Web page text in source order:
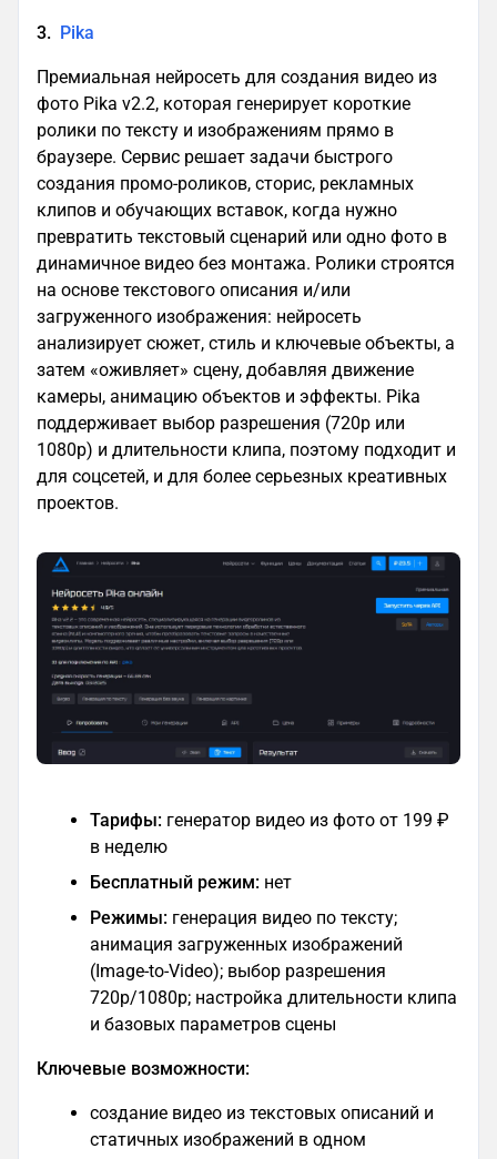
3. Pika
Премиальная нейросеть для создания видео из
фото Pika v2.2, которая генерирует короткие
ролики по тексту и изображениям прямо в
браузере. Сервис решает задачи быстрого
создания промо-роликов, сторис, рекламных
клипов и обучающих вставок, когда нужно
превратить текстовый сценарий или одно фото в
динамичное видео без монтажа. Ролики строятся
на основе текстового описания и/или
загруженного изображения: нейросеть
анализирует сюжет, стиль и ключевые объекты, а
затем «оживляет» сцену, добавляя движение
камеры, анимацию объектов и эффекты. Pika
поддерживает выбор разрешения (720p или
1080p) и длительности клипа, поэтому подходит и
для соцсетей, и для более серьезных креативных
проектов.
Тарифы: генератор видео из фото от 199 ₽
в неделю
Бесплатный режим: нет
Режимы: генерация видео по тексту;
анимация загруженных изображений
(Image-to-Video); выбор разрешения
720p/1080p; настройка длительности клипа
и базовых параметров сцены
Ключевые возможности:
создание видео из текстовых описаний и
статичных изображений в одном